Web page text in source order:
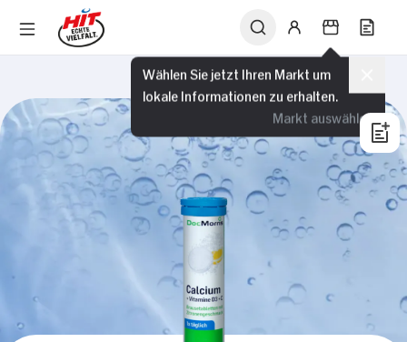
Wählen Sie jetzt Ihren Markt um
lokale Informationen zu erhalten.
Markt auswählen